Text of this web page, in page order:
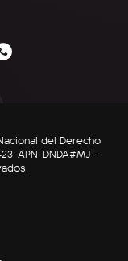
del Derecho
APN-DNDA#MJ -